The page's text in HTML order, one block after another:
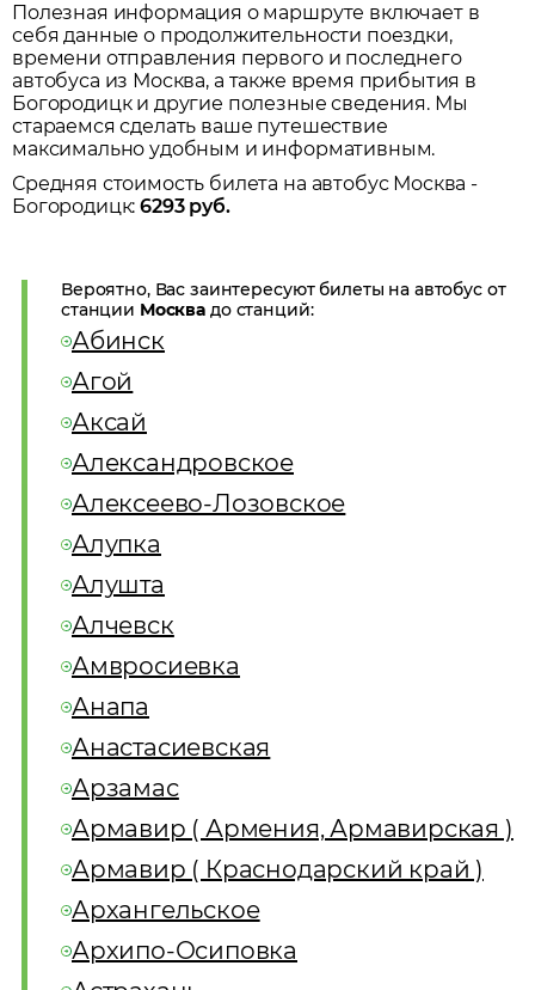
Полезная информация о маршруте включает в
себя данные о продолжительности поездки,
времени отправления первого и последнего
автобуса из Москва, а также время прибытия в
Богородицки другие полезные сведения. Мы
стараемся сделать ваше путешествие
максимально удобным и информативным.
Средняя стоимость билета на автобус Москва -
Богородицк: 6293руб.
Вероятно, Вас заинтересуют билеты на автобус от
станции Москва до станций:
Абинск
Агой
Аксай
Александровское
Алексеево-Лозовское
Алупка
Алушта
Алчевск
Амвросиевка
Анапа
Анастасиевская
Арзамас
Армавир ( Армения, Армавирская )
Армавир ( Краснодарский край )
Архангельское
Архипо-Осиповка